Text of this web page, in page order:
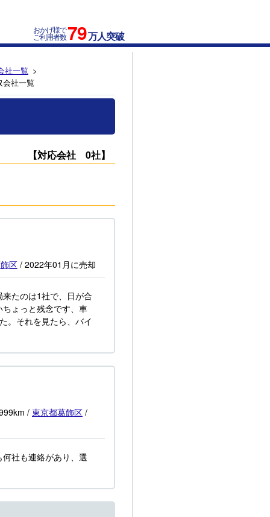
おかげ様で
ご利用者数79万人突破
社一覧
会社一覧
【対応会社 0社】
区 / 2022年01月 に売却
たのは1社で、日が合
ょっと残念です、車
。それを見たら、バイ
/ 東京都葛飾区 /
社も連絡があり、選